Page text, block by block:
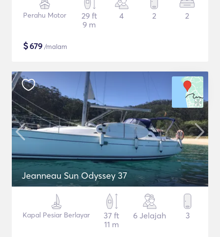
Perahu Motor
29 ft
9 m
4 2 2
$679 /malam
Jeanneau Sun Odyssey 37
Kapal Pesiar Berlayar
37 ft
11 m
6 Jelajah 3